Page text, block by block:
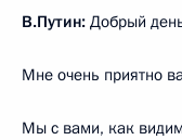
В.Путин: Добрый
Мне очень приятно
Мы с вами, как